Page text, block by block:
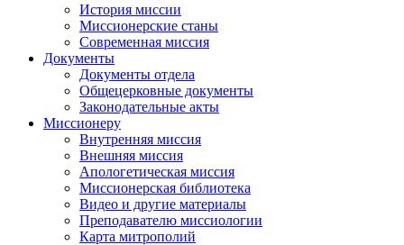
История миссии
Миссионерские станы
Современная миссия
Документы
Документы отдела
Общецерковные документы
Законодательные акты
Миссионеру
Внутренняя миссия
Внешняя миссия
Апологетическая миссия
Миссионерская библиотека
Видео и другие материалы
Преподавателю миссиологии
Карта митрополий